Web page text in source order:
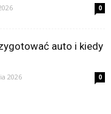
0
auto i kiedy
2026 0